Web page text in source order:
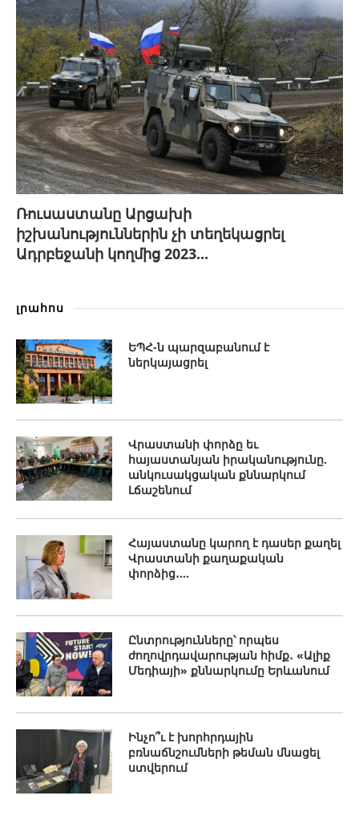
Ռուսաստանը Արցախի
իշխանություններին չի տեղեկացրել
Ադրբեջանի կողմից 2023...
լրահոս
ԵՊՀ-ն պարզաբանում է
ներկայացրել
Վրաստանի փորձը եւ
հայաստանյան իրականությունը.
անկուսակցական քննարկում
Լճաշենում
Հայաստանը կարող է դասեր քաղել
Վրաստանի քաղաքական
փորձից․...
Ընտրությունները՝ որպես
ժողովրդավարության հիմք․ «Ալիք
Մեդիայի» քննարկումը Երևանում
Ինչո՞ւ է խորհրդային
բռնաճնշումների թեման մնացել
ստվերում